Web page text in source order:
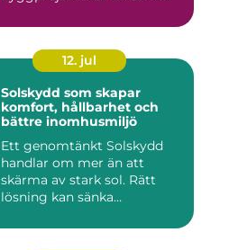
12. jul
Solskydd som skapar
komfort, hållbarhet och
bättre inomhusmiljö
Ett genomtänkt Solskydd
handlar om mer än att
skärma av stark sol. Rätt
lösning kan sänka